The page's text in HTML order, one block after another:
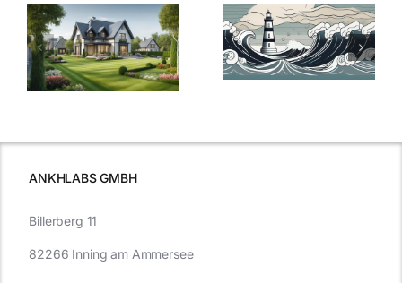
Bauzinsen im
Sturm: Die
aktuelle
Entwicklung
Die Evolution
der
Bauzinsen: Ein
Blick in die
ANKHLABS GMBH
Billerberg 11
82266 Inning am Ammersee